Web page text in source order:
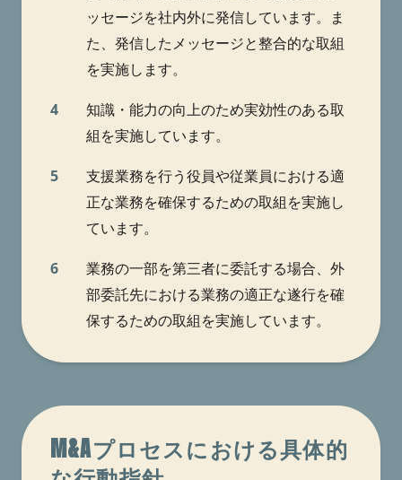
ッセージを社内外に発信しています。ま
た、発信したメッセージと整合的な取組
を実施します。
4
知識・能力の向上のため実効性のある取
組を実施しています。
5
支援業務を行う役員や従業員における適
正な業務を確保するための取組を実施し
ています。
6
業務の一部を第三者に委託する場合、外
部委託先における業務の適正な遂行を確
保するための取組を実施しています。
M&Aプロセスにおける具体的